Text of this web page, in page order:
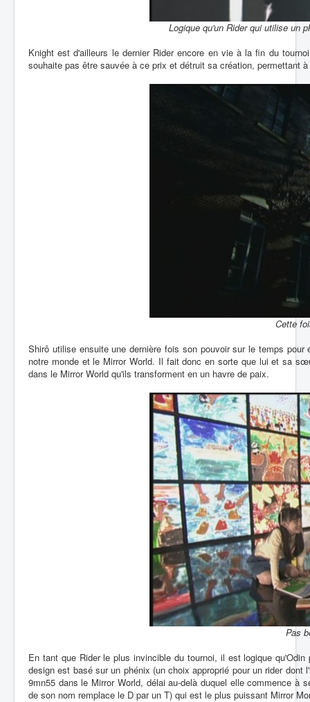
Logique qu'un Rider qui utilise un
Knight est d'ailleurs le dernier Rider encore en vie à la fin du
souhaite pas être sauvée à ce prix et détruit sa création, permettant
Cette
Shirô utilise ensuite une dernière fois son pouvoir sur le temps
notre monde et le Mirror World. Il fait donc en sorte que lui et sa
dans le Mirror World qu'ils transforment en un havre de paix.
Pas
En tant que Rider le plus invincible du tournoi, il est logique
design est basé sur un phénix (un choix approprié pour un rider
9mn55 dans le Mirror World, délai au-delà duquel elle commence à
de son nom remplace le D par un T) qui est le plus puissant Mirror